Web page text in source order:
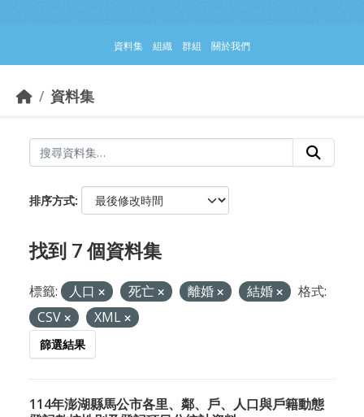
資料集 組織 群組 關於我們
資料集
排序方式
找到 7 個資料集
標籤: 人口 死亡 離婚 結婚
格式:
CSV
XML
篩選結果
114年澎湖縣馬公市各里、鄰、戶、人口與戶籍動態